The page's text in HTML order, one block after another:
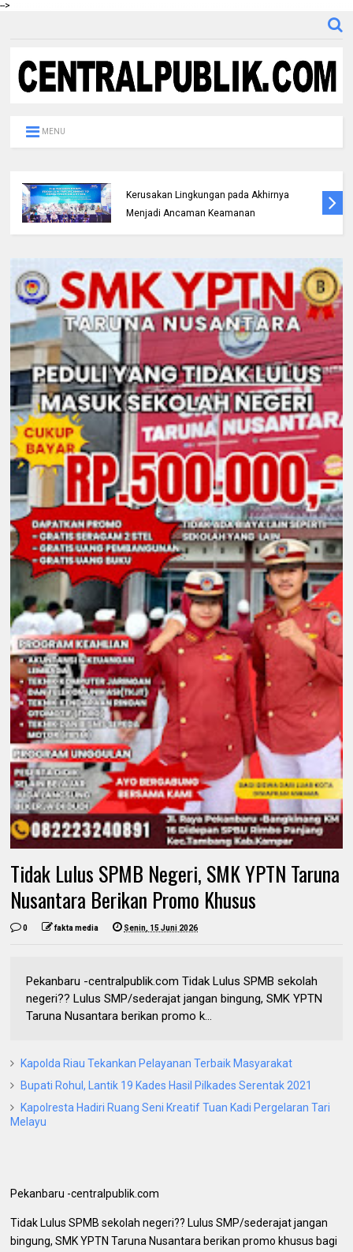
-->
MENU
Kembalikan Mobil dan 8 Unit Sepeda Motor
Kepada Pemiliknya Korban*
Tidak Lulus SPMB Negeri, SMK YPTN Taruna
Nusantara Berikan Promo Khusus
0 fakta media Senin, 15 Juni 2026
Pekanbaru -centralpublik.com Tidak Lulus SPMB sekolah
negeri?? Lulus SMP/sederajat jangan bingung, SMK YPTN
Taruna Nusantara berikan promo k...
Kapolda Riau Tekankan Pelayanan Terbaik Masyarakat
Bupati Rohul, Lantik 19 Kades Hasil Pilkades Serentak 2021
Kapolresta Hadiri Ruang Seni Kreatif Tuan Kadi Pergelaran Tari
Melayu
Pekanbaru -centralpublik.com
Tidak Lulus SPMB sekolah negeri?? Lulus SMP/sederajat jangan
bingung, SMK YPTN Taruna Nusantara berikan promo khusus bagi